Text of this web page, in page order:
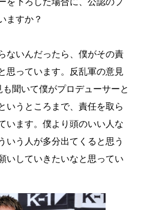
ますか？
ないんだったら、僕がその責
思っています。反乱軍の意見
聞いて僕がプロデューサーと
いうところまで、責任を取ら
います。僕より頭のいい人な
いう人が多分出てくると思う
いしていきたいなと思ってい